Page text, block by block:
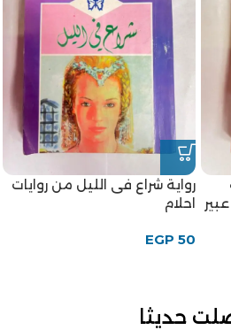
رواية شراع فى الليل من روايات
احلام
EGP 50
حديثا